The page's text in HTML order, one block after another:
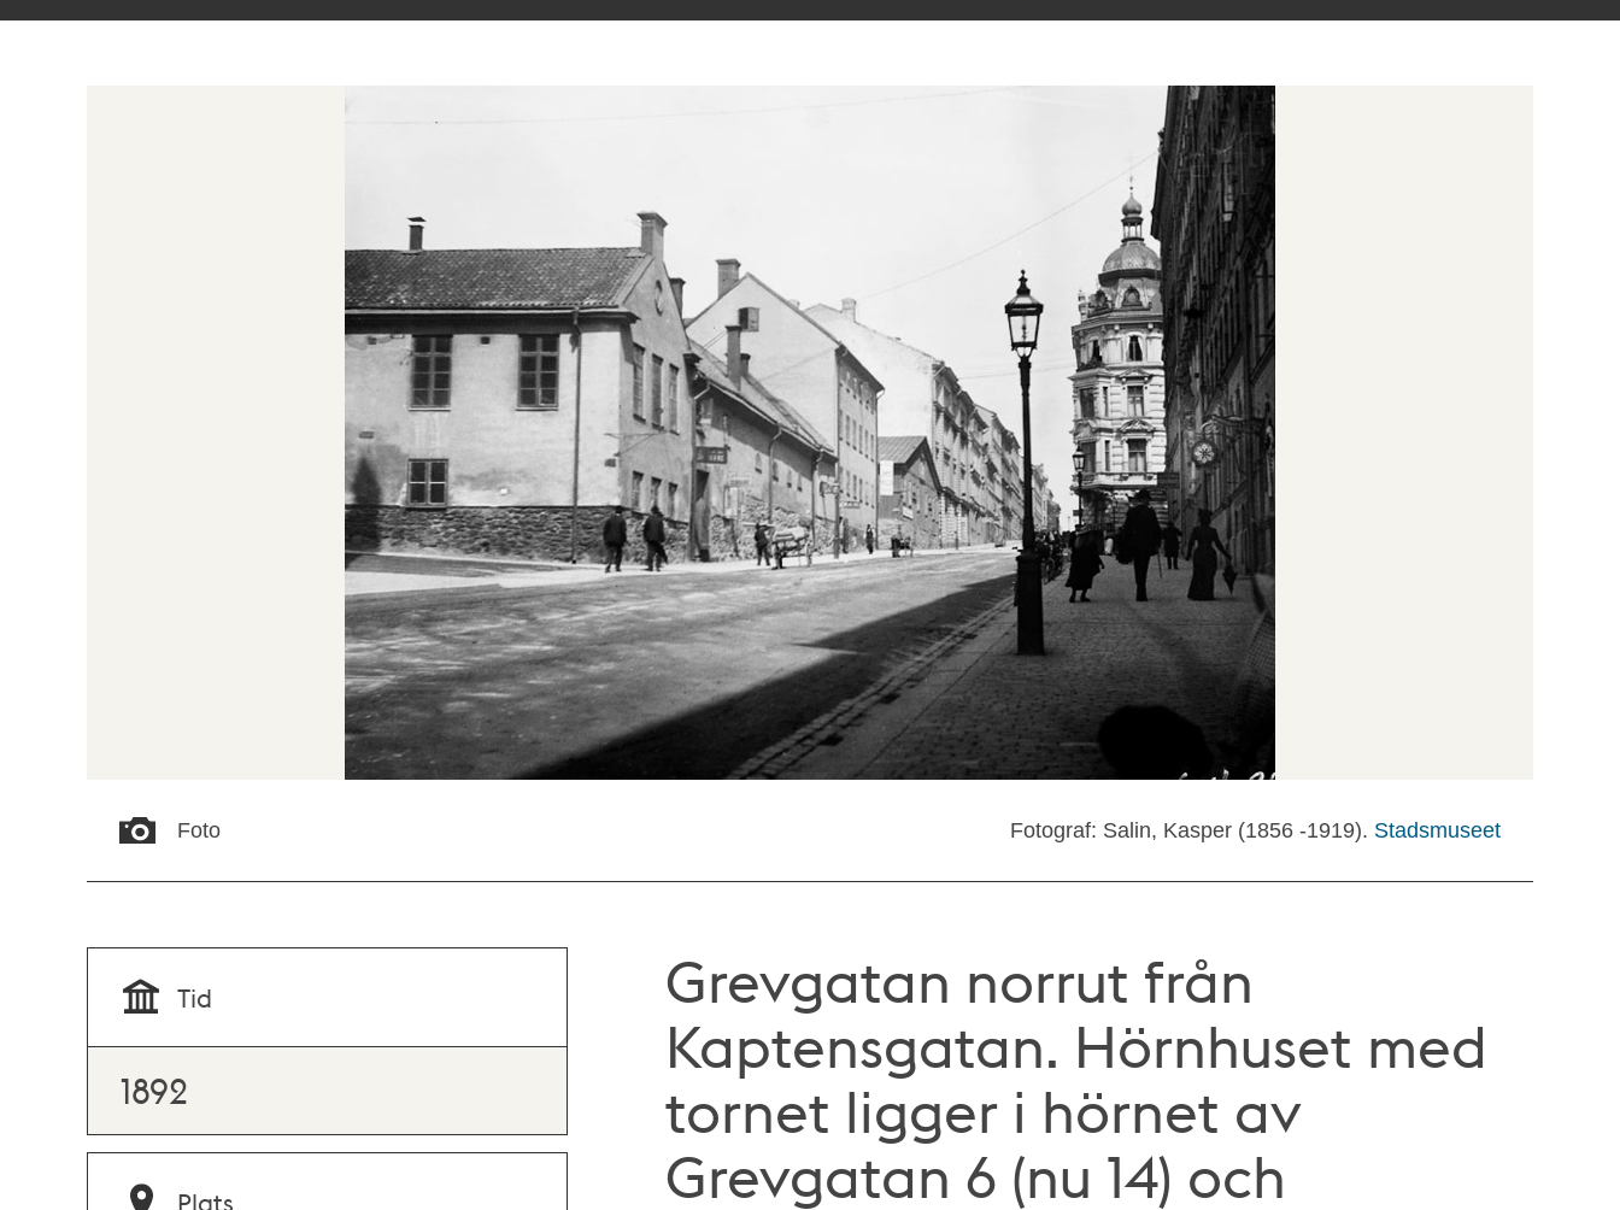
Foto Fotograf: Salin, Kasper (1856 -1919). Stadsmuseet
Grevgatan norrut från
Kaptensgatan. Hörnhuset med
tornet ligger i hörnet av
Grevgatan 6 (nu 14) och
Tid
1892
Plats